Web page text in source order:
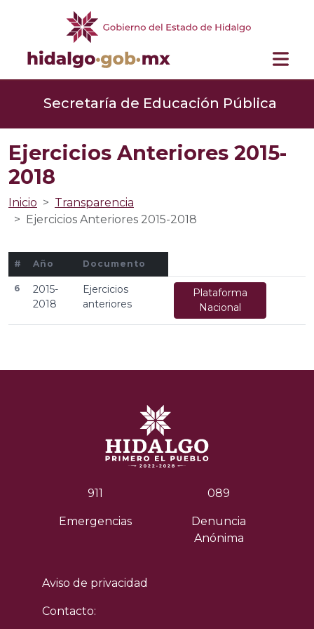
Secretaría de Educación Pública
Ejercicios Anteriores 2015-
2018
Inicio
Transparencia
Ejercicios Anteriores 2015-2018
# Año Documento
6
2015-
2018
Ejercicios
anteriores
Plataforma
Nacional
911
Emergencias
089
Denuncia
Anónima
Aviso de privacidad
Contacto: